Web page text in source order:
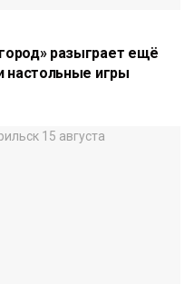
разыграет ещё
настольные игры